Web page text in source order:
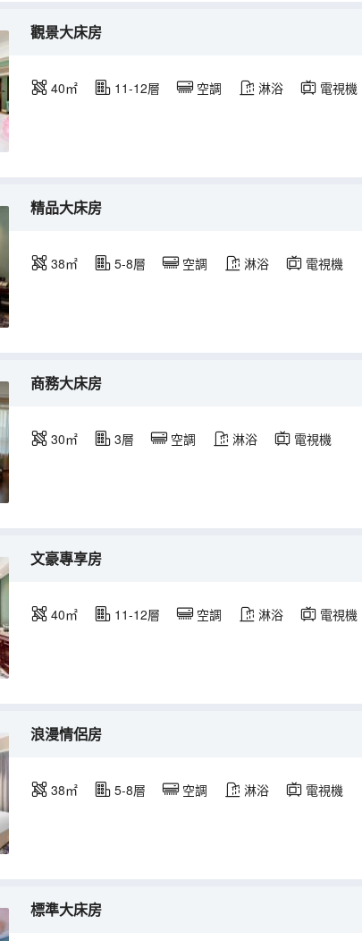
觀景大床房
40㎡ 11-12層 空調 淋浴 電視機
精品大床房
38㎡ 5-8層 空調 淋浴 電視機
商務大床房
30㎡ 3層 空調 淋浴 電視機
文豪專享房
40㎡ 11-12層 空調 淋浴 電視機
浪漫情侶房
38㎡ 5-8層 空調 淋浴 電視機
標準大床房